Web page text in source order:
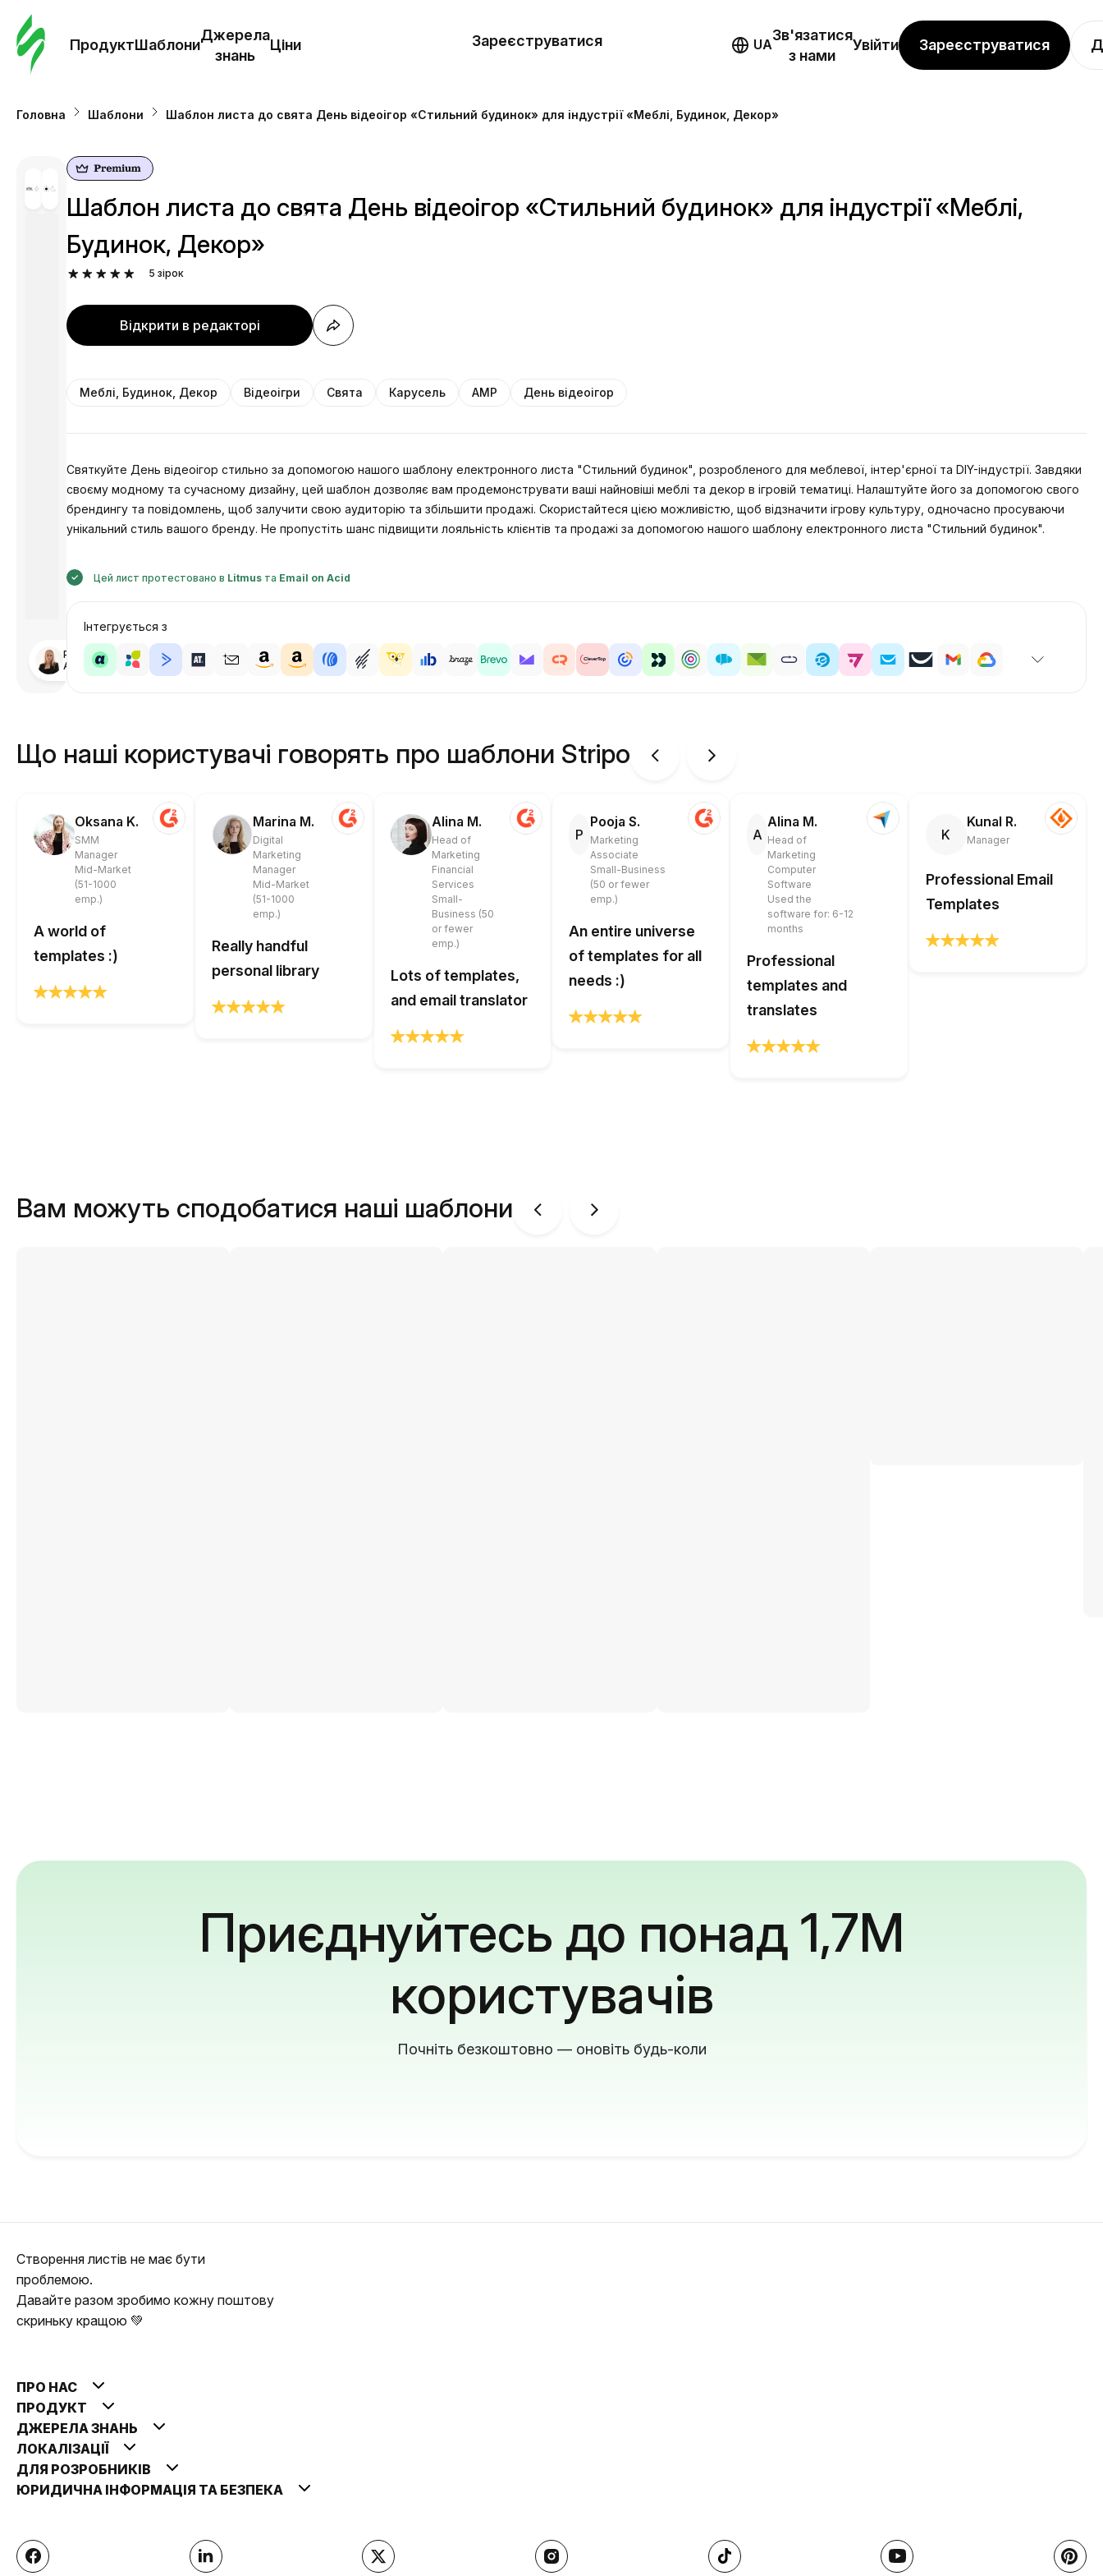
ПродуктШаблони
Джерела
знань
Ціни
Ціни
Зареєструватися UA
Зв'язатися
з нами
Увійти Зареєструватися
Головна Шаблони Шаблон листа до свята День відеоігор «Стильний будинок» для індустрії «Меблі, Будинок, Декор»
Розроблено
Анастасія
Шаблон листа до свята День відеоігор «Стильний будинок» для індустрії «Меблі,
Будинок, Декор»
5 зірок
Відкрити в редакторі
Меблі, Будинок, Декор Відеоігри Свята Карусель AMP День відеоігор
Святкуйте День відеоігор стильно за допомогою нашого шаблону електронного листа "Стильний будинок", розробленого для меблевої, інтер'єрної та DIY-індустрії. Завдяки
своєму модному та сучасному дизайну, цей шаблон дозволяє вам продемонструвати ваші найновіші меблі та декор в ігровій тематиці. Налаштуйте його за допомогою свого
брендингу та повідомлень, щоб залучити свою аудиторію та збільшити продажі. Скористайтеся цією можливістю, щоб відзначити ігрову культуру, одночасно просуваючи
унікальний стиль вашого бренду. Не пропустіть шанс підвищити лояльність клієнтів та продажі за допомогою нашого шаблону електронного листа "Стильний будинок".
Цей лист протестовано в Litmus та Email on Acid
Інтегрується з
Що наші користувачі говорять про шаблони Stripo
Oksana K.
SMM
Manager
Mid-Market
(51-1000
emp.)
A world of
templates :)
Marina M.
Digital
Marketing
Manager
Mid-Market
(51-1000
emp.)
Really handful
personal library
Alina M.
Head of
Marketing
Financial
Services
Small-
Business (50
or fewer
emp.)
Lots of templates,
and email translator
P
Pooja S.
Marketing
Associate
Small-Business
(50 or fewer
emp.)
An entire universe
of templates for all
needs :)
A
Alina M.
Head of
Marketing
Computer
Software
Used the
software for: 6-12
months
Professional
templates and
translates
K
Kunal R.
Manager
Professional Email
Templates
Вам можуть сподобатися наші шаблони
Приєднуйтесь до понад 1,7M
користувачів
Почніть безкоштовно — оновіть будь-коли
Створення листів не має бути
проблемою.
Давайте разом зробимо кожну поштову
скриньку кращою 💚
ПРО НАС
ПРОДУКТ
ДЖЕРЕЛА ЗНАНЬ
ЛОКАЛІЗАЦІЇ
ДЛЯ РОЗРОБНИКІВ
ЮРИДИЧНА ІНФОРМАЦІЯ ТА БЕЗПЕКА